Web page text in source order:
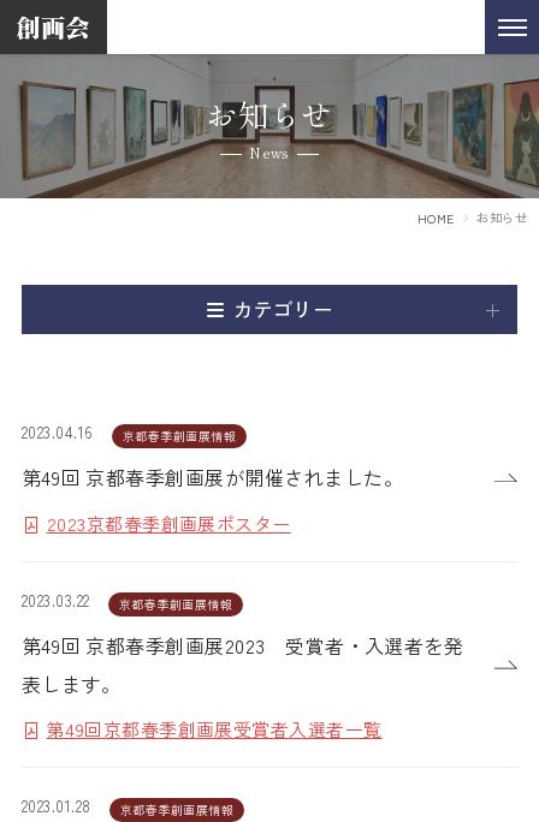
お知らせ
News
HOME お知らせ
カテゴリー
2023.04.16 京都春季創画展情報
第49回 京都春季創画展が開催されました。
2023京都春季創画展ポスター
2023.03.22 京都春季創画展情報
第49回 京都春季創画展2023 受賞者・入選者を発
表します。
第49回京都春季創画展受賞者入選者一覧
2023.01.28 京都春季創画展情報